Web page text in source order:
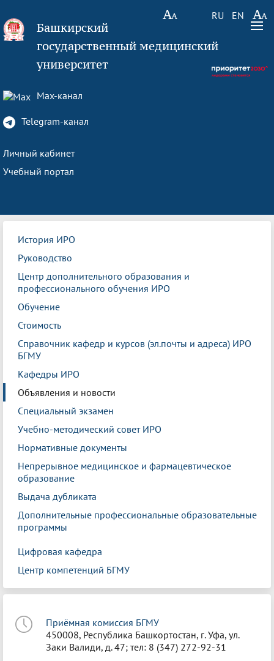
RU EN
Башкирский
государственный медицинский
университет
Max-канал
Telegram-канал
Личный кабинет
Учебный портал
История ИРО
Руководство
Центр дополнительного образования и
профессионального обучения ИРО
Обучение
Стоимость
Справочник кафедр и курсов (эл.почты и адреса) ИРО
БГМУ
Кафедры ИРО
Объявления и новости
Специальный экзамен
Учебно-методический совет ИРО
Нормативные документы
Непрерывное медицинское и фармацевтическое
образование
Выдача дубликата
Дополнительные профессиональные образовательные
программы
Цифровая кафедра
Центр компетенций БГМУ
Приёмная комиссия БГМУ
450008, Республика Башкортостан, г. Уфа, ул.
Заки Валиди, д. 47; тел: 8 (347) 272-92-31